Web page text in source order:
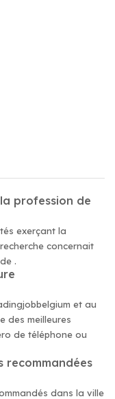
profession de
exerçant la
concernait
.
et au
des meilleures
de téléphone ou
recommandées
dans la ville